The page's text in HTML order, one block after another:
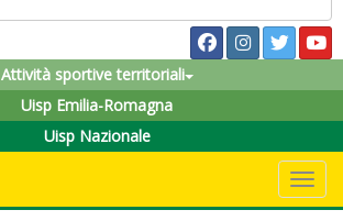
Attività sportive territoriali
Uisp Emilia-Romagna
Uisp Nazionale